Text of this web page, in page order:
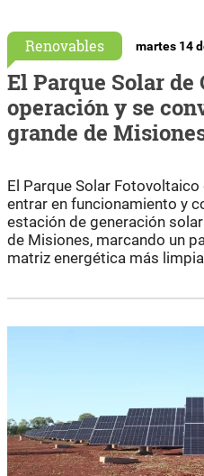
Renovables martes 14
El Parque Solar
operación y se
grande de
El Parque Solar
entrar en funcionamiento y
estación de generación
de Misiones, marcando un
matriz energética más